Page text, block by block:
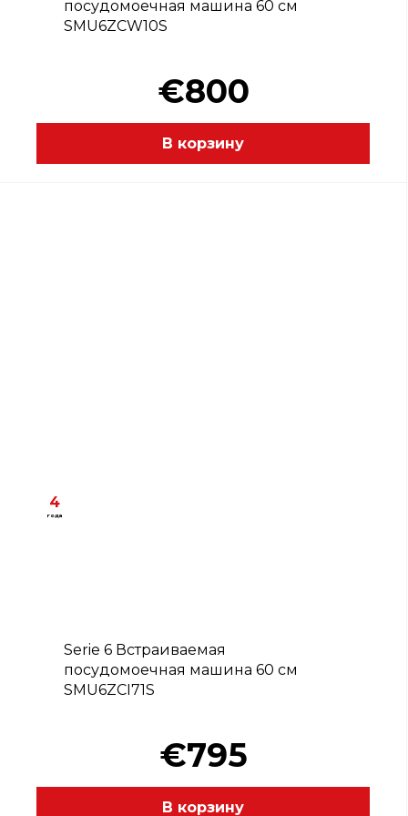
посудомоечная машина 60 см
SMU6ZCW10S
€800
В корзину
4
года
Serie 6 Встраиваемая
посудомоечная машина 60 см
SMU6ZCI71S
€795
В корзину